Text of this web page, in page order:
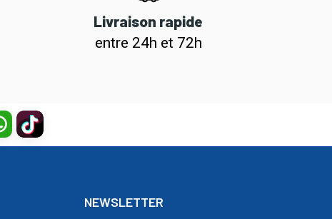
Livraison rapide
entre 24h et 72h
NEWSLETTER